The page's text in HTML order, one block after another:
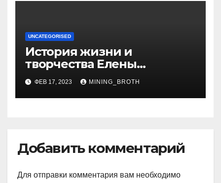
UNCATEGORISED
История жизни и
творчества Елены
Дубровской — биография,
достижения, интересные
факты
ФЕВ 17, 2023 MINING_BROTH
Добавить комментарий
Для отправки комментария вам необходимо